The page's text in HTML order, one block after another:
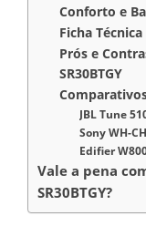
Conforto e
Ficha
Prós e
SR30BTGY
JBL Tune
Sony WH-
Edifier
Vale a pena
SR30BTGY?